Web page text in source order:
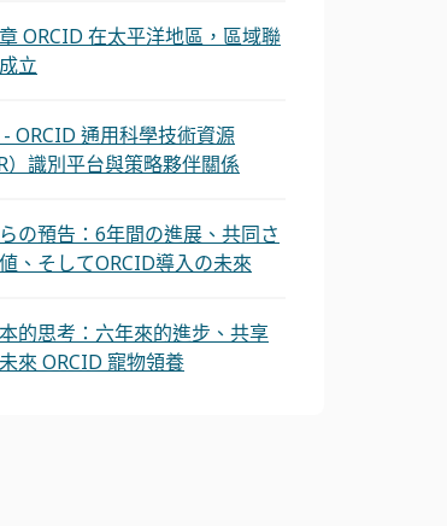
ORCID 在太平洋地區，區域聯
立
ORCID 通用科學技術資源
）識別平台與策略夥伴關係
の預告：6年間の進展、共同さ
、そしてORCID導入の未來
的思考：六年來的進步、共享
來 ORCID 寵物領養